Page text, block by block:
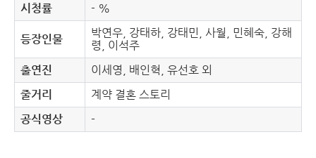
시청률
- %
등장인물
박연우, 강태하, 강태민, 사월, 민혜숙, 강해
령, 이석주
출연진
이세영, 배인혁, 유선호 외
줄거리
계약 결혼 스토리
공식영상
-